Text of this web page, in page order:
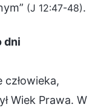
(J 12:47-48).
dni
człowieka,
Wiek Prawa. W